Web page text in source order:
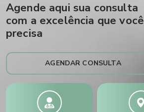
Agende aqui sua consulta
com a excelência que você
precisa
AGENDAR CONSULTA